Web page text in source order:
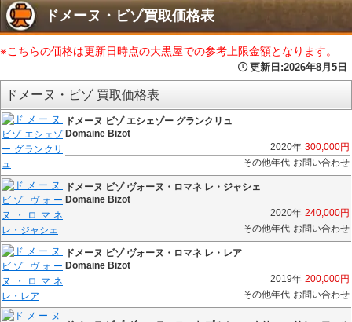
ドメーヌ・ビゾ買取価格表
※こちらの価格は更新日時点の大黒屋での参考上限金額となります。
更新日:2026年8月5日
ドメーヌ・ビゾ 買取価格表
ドメーヌ ビゾ エシェゾー グランクリュ
Domaine Bizot
2020年 300,000円
その他年代 お問い合わせ
ドメーヌ ビゾ ヴォーヌ・ロマネ レ・ジャシェ
Domaine Bizot
2020年 240,000円
その他年代 お問い合わせ
ドメーヌ ビゾ ヴォーヌ・ロマネ レ・レア
Domaine Bizot
2019年 200,000円
その他年代 お問い合わせ